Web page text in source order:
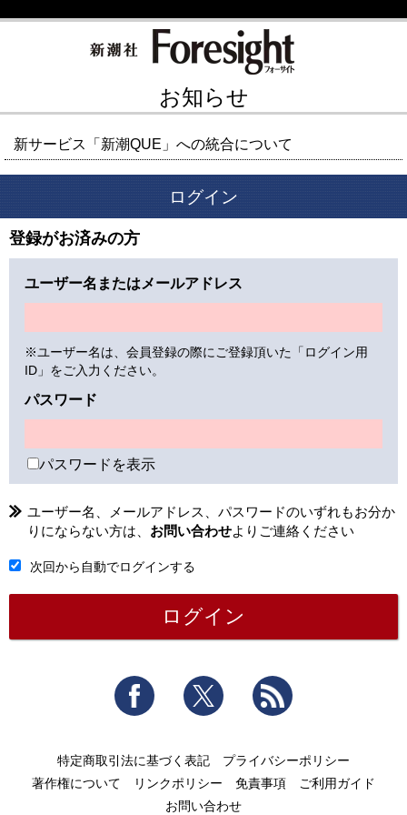
お知らせ
新サービス「新潮QUE」への統合について
ログイン
登録がお済みの方
ユーザー名またはメールアドレス
※ユーザー名は、会員登録の際にご登録頂いた「ログイン用
ID」をご入力ください。
パスワード
パスワードを表示
ユーザー名、メールアドレス、パスワードのいずれもお分か
りにならない方は、 お問い合わせよりご連絡ください
次回から自動でログインする
Facebook Twitter
特定商取引法に基づく表記
プライバシーポリシー
著作権について
リンクポリシー 免責事項
ご利用ガイド
お問い合わせ